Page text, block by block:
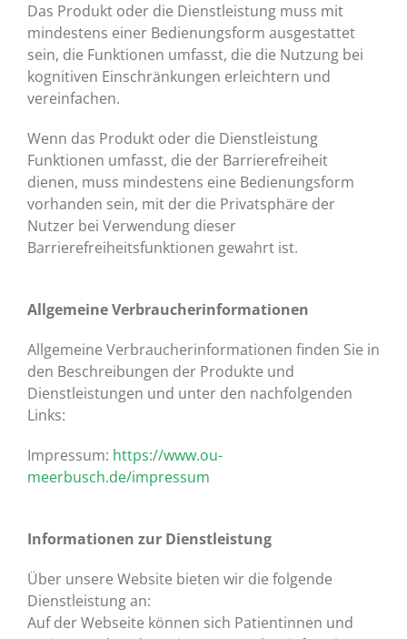
Das Produkt oder die Dienstleistung muss mit
mindestens einer Bedienungsform ausgestattet
sein, die Funktionen umfasst, die die Nutzung bei
kognitiven Einschränkungen erleichtern und
vereinfachen.
Wenn das Produkt oder die Dienstleistung
Funktionen umfasst, die der Barrierefreiheit
dienen, muss mindestens eine Bedienungsform
vorhanden sein, mit der die Privatsphäre der
Nutzer bei Verwendung dieser
Barrierefreiheitsfunktionen gewahrt ist.
Allgemeine Verbraucherinformationen
Allgemeine Verbraucherinformationen finden Sie in
den Beschreibungen der Produkte und
Dienstleistungen und unter den nachfolgenden
Links:
Impressum: https://www.ou-
meerbusch.de/impressum
Informationen zur Dienstleistung
Über unsere Website bieten wir die folgende
Dienstleistung an:
Auf der Webseite können sich Patientinnen und